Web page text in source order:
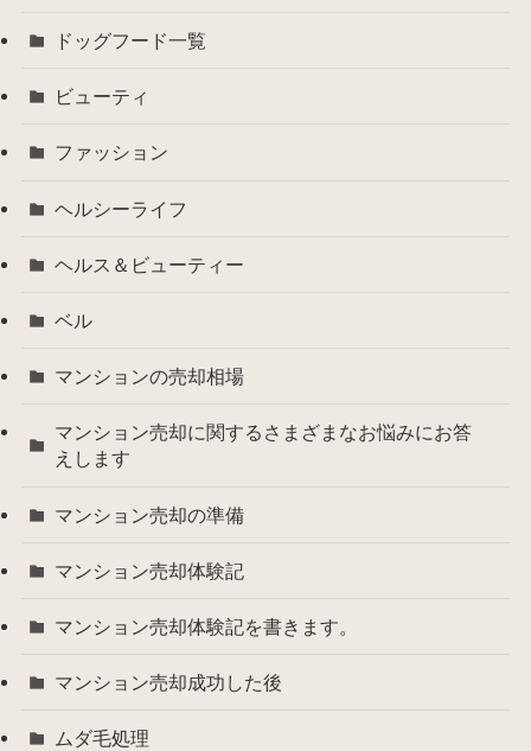
ドッグフード一覧
ビューティ
ファッション
ヘルシーライフ
ヘルス＆ビューティー
ベル
マンションの売却相場
マンション売却に関するさまざまなお悩みにお答
えします
マンション売却の準備
マンション売却体験記
マンション売却体験記を書きます。
マンション売却成功した後
ムダ毛処理